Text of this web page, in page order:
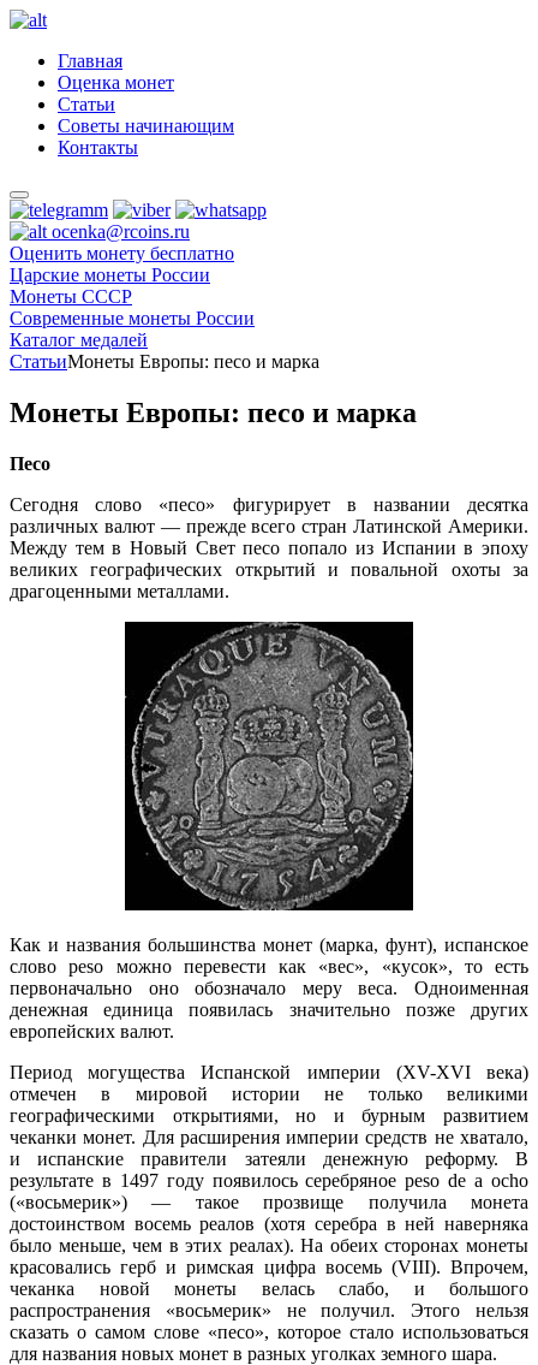
Главная
Оценка монет
Статьи
Советы начинающим
Контакты
ocenka@rcoins.ru
Оценить монету бесплатно
Царские монеты России
Монеты СССР
Современные монеты России
Каталог медалей
СтатьиМонеты Европы: песо и марка
Монеты Европы: песо и марка
Песо
Сегодня слово «песо» фигурирует в названии десятка
различных валют — прежде всего стран Латинской Америки.
Между тем в Новый Свет песо попало из Испании в эпоху
великих географических открытий и повальной охоты за
драгоценными металлами.
Как и названия большинства монет (марка, фунт), испанское
слово peso можно перевести как «вес», «кусок», то есть
первоначально оно обозначало меру веса. Одноименная
денежная единица появилась значительно позже других
европейских валют.
Период могущества Испанской империи (XV-XVI века)
отмечен в мировой истории не только великими
географическими открытиями, но и бурным развитием
чеканки монет. Для расширения империи средств не хватало,
и испанские правители затеяли денежную реформу. В
результате в 1497 году появилось серебряное peso de a ocho
(«восьмерик») — такое прозвище получила монета
достоинством восемь реалов (хотя серебра в ней наверняка
было меньше, чем в этих реалах). На обеих сторонах монеты
красовались герб и римская цифра восемь (VIII). Впрочем,
чеканка новой монеты велась слабо, и большого
распространения «восьмерик» не получил. Этого нельзя
сказать о самом слове «песо», которое стало использоваться
для названия новых монет в разных уголках земного шара.